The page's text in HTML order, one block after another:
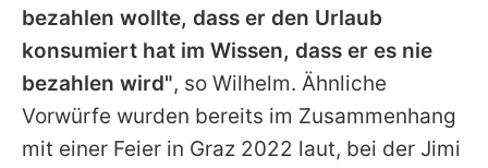
bezahlen wollte, dass er den Urlaub
konsumiert hat im Wissen, dass er es nie
bezahlen wird", so Wilhelm. Ähnliche
Vorwürfe wurden bereits im Zusammenhang
mit einer Feier in Graz 2022 laut, bei der Jimi